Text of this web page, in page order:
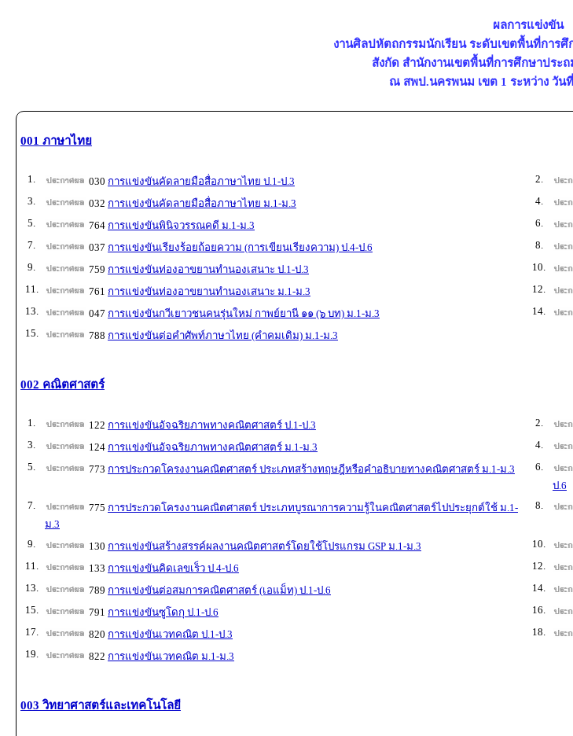
ผลการแข่งขัน
งานศิลปหัตถกรรมนักเรียน ระดับเขตพื้นที่การศึ
สังกัด สำนักงานเขตพื้นที่การศึกษาประ
ณ สพป.นครพนม เขต 1 ระหว่าง วัน
001 ภาษาไทย
1. 030 การแข่งขันคัดลายมือสื่อภาษาไทย ป.1-ป.3 2.
3.
032 การแข่งขันคัดลายมือสื่อภาษาไทย ม.1-ม.3 4.
5.
764 การแข่งขันพินิจวรรณคดี ม.1-ม.3 6.
7.
037 การแข่งขันเรียงร้อยถ้อยความ (การเขียนเรียงความ) ป.4-ป.6 8.
9.
759 การแข่งขันท่องอาขยานทำนองเสนาะ ป.1-ป.3 10.
11.
761 การแข่งขันท่องอาขยานทำนองเสนาะ ม.1-ม.3 12.
13.
047 การแข่งขันกวีเยาวชนคนรุ่นใหม่ กาพย์ยานี ๑๑ (๖ บท) ม.1-ม.3 14.
15.
788 การแข่งขันต่อคำศัพท์ภาษาไทย (คำคมเดิม) ม.1-ม.3
002 คณิตศาสตร์
1. 122 การแข่งขันอัจฉริยภาพทางคณิตศาสตร์ ป.1-ป.3 2.
3.
124 การแข่งขันอัจฉริยภาพทางคณิตศาสตร์ ม.1-ม.3 4.
5.
773 การประกวดโครงงานคณิตศาสตร์ ประเภทสร้างทฤษฎีหรือคำอธิบายทางคณิตศาสตร์ ม.1-ม.3 6.
ป.6
7.
775 การประกวดโครงงานคณิตศาสตร์ ประเภทบูรณาการความรู้ในคณิตศาสตร์ไปประยุกต์ใช้ ม.1-
ม.3
8.
9. 130 การแข่งขันสร้างสรรค์ผลงานคณิตศาสตร์โดยใช้โปรแกรม GSP ม.1-ม.3 10.
11.
133 การแข่งขันคิดเลขเร็ว ป.4-ป.6 12.
13.
789 การแข่งขันต่อสมการคณิตศาสตร์ (เอแม็ท) ป.1-ป.6 14.
15.
791 การแข่งขันซูโดกุ ป.1-ป.6 16.
17.
820 การแข่งขันเวทคณิต ป.1-ป.3 18.
19.
822 การแข่งขันเวทคณิต ม.1-ม.3
003 วิทยาศาสตร์และเทคโนโลยี